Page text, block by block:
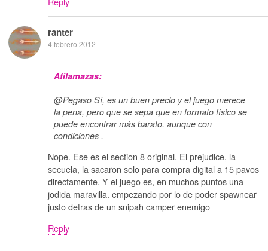
ranter
4 febrero 2012
Afilamazas:
@Pegaso Sí, es un buen precio y el juego merece
la pena, pero que se sepa que en formato físico se
puede encontrar más barato, aunque con
condiciones .
Nope. Ese es el section 8 original. El prejudice, la
secuela, la sacaron solo para compra digital a 15 pavos
directamente. Y el juego es, en muchos puntos una
jodida maravilla. empezando por lo de poder spawnear
justo detras de un snipah camper enemigo
Reply